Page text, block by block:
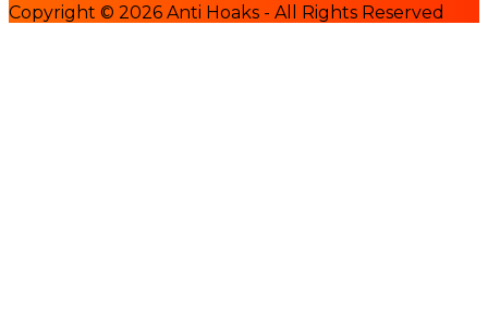
Copyright © 2026 Anti Hoaks - All Rights Reserved